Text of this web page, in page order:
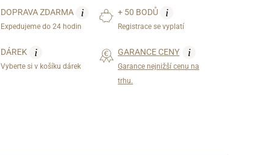
DOPRAVAZDARMA i
Expedujeme do 24 hodin
+ 50 BODŮ i
Registrace se vyplatí
DÁREK i
Vyberte si v košíku dárek
GARANCE CENY i
Garance nejnižší cenu na
trhu.